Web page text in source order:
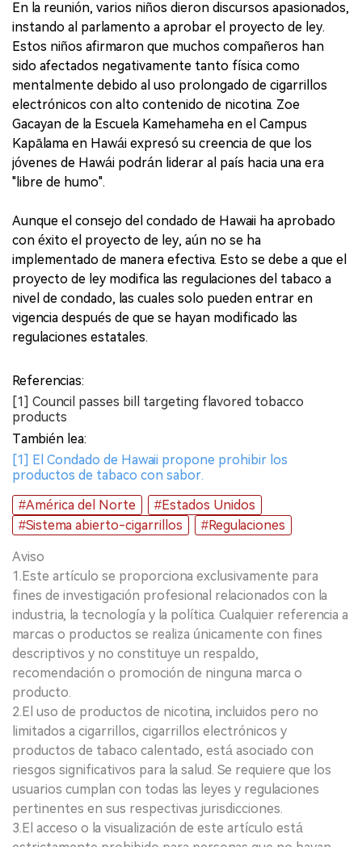
En la reunión, varios niños dieron discursos apasionados,
instando al parlamento a aprobar el proyecto de ley.
Estos niños afirmaron que muchos compañeros han
sido afectados negativamente tanto física como
mentalmente debido al uso prolongado de cigarrillos
electrónicos con alto contenido de nicotina. Zoe
Gacayan de la Escuela Kamehameha en el Campus
Kapālama en Hawái expresó su creencia de que los
jóvenes de Hawái podrán liderar al país hacia una era
"libre de humo".
Aunque el consejo del condado de Hawaii ha aprobado
con éxito el proyecto de ley, aún no se ha
implementado de manera efectiva. Esto se debe a que el
proyecto de ley modifica las regulaciones del tabaco a
nivel de condado, las cuales solo pueden entrar en
vigencia después de que se hayan modificado las
regulaciones estatales.
Referencias:
[1] Council passes bill targeting flavored tobacco
products
También lea:
[1] El Condado de Hawaii propone prohibir los
productos de tabaco con sabor.
#América del Norte
#Estados Unidos
#Sistema abierto-cigarrillos
#Regulaciones
Aviso
1.Este artículo se proporciona exclusivamente para
fines de investigación profesional relacionados con la
industria, la tecnología y la política. Cualquier referencia a
marcas o productos se realiza únicamente con fines
descriptivos y no constituye un respaldo,
recomendación o promoción de ninguna marca o
producto.
2.El uso de productos de nicotina, incluidos pero no
limitados a cigarrillos, cigarrillos electrónicos y
productos de tabaco calentado, está asociado con
riesgos significativos para la salud. Se requiere que los
usuarios cumplan con todas las leyes y regulaciones
pertinentes en sus respectivas jurisdicciones.
3.El acceso o la visualización de este artículo está